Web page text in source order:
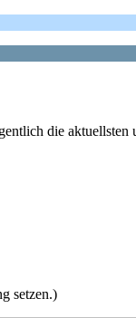
die aktuellsten
setzen.)